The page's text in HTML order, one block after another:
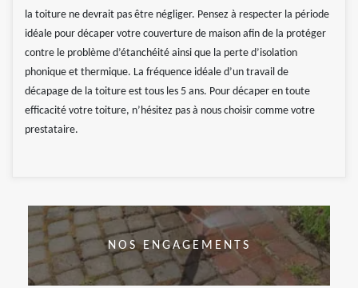
la toiture ne devrait pas être négliger. Pensez à respecter la période
idéale pour décaper votre couverture de maison afin de la protéger
contre le problème d’étanchéité ainsi que la perte d’isolation
phonique et thermique. La fréquence idéale d’un travail de
décapage de la toiture est tous les 5 ans. Pour décaper en toute
efficacité votre toiture, n’hésitez pas à nous choisir comme votre
prestataire.
NOS ENGAGEMENTS